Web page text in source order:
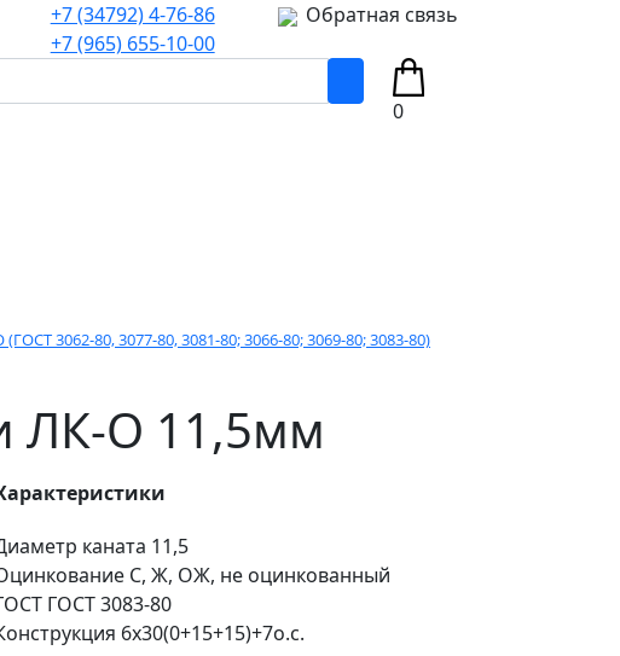
+7 (34792) 4-76-86
+7 (965) 655-10-00
Обратная связь
0
3062-80, 3077-80, 3081-80; 3066-80; 3069-80; 3083-80)
ЛК-О 11,5мм
каната 11,5
С, Ж, ОЖ, не оцинкованный
ГОСТ 3083-80
6х30(0+15+15)+7о.с.